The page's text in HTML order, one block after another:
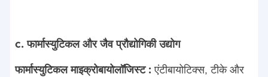
c. फार्मास्युटिकल और जैव प्रौद्योगिकी उद्योग
फार्मास्युटिकल माइक्रोबायोलॉजिस्ट :एंटीबायोटिक्स, टीके और